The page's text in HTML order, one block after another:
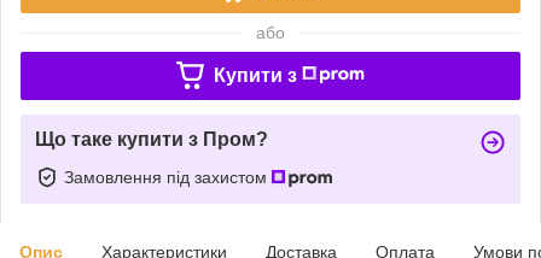
або
Купити з
Що таке купити з Пром?
Замовлення під захистом
Опис Характеристики Доставка Оплата Умови